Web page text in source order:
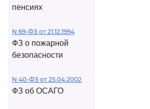
пенсиях
N 69-ФЗ от 21.12.1994
ФЗ о пожарной
безопасности
N 40-ФЗ от 25.04.2002
ФЗ об ОСАГО